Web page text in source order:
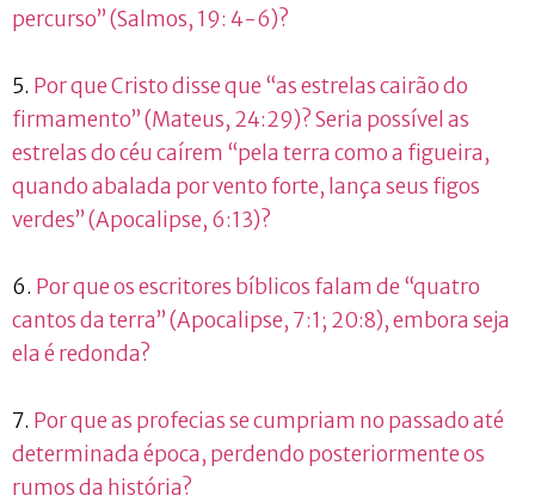
percurso” (Salmos, 19: 4-6)?
5. Por que Cristo disse que “as estrelas cairão do
firmamento” (Mateus, 24:29)? Seria possível as
estrelas do céu caírem “pela terra como a figueira,
quando abalada por vento forte, lança seus figos
verdes” (Apocalipse, 6:13)?
6. Por que os escritores bíblicos falam de “quatro
cantos da terra” (Apocalipse, 7:1; 20:8), embora seja
ela é redonda?
7. Por que as profecias se cumpriam no passado até
determinada época, perdendo posteriormente os
rumos da história?